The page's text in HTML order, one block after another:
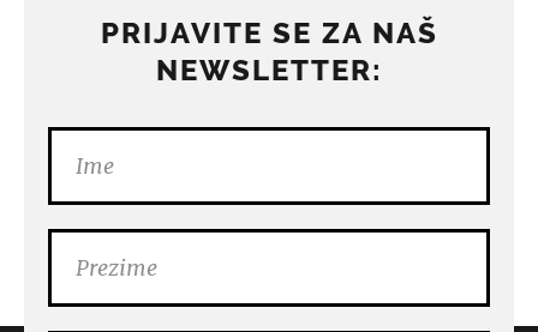
PRIJAVITE SE ZA NAŠ
NEWSLETTER: